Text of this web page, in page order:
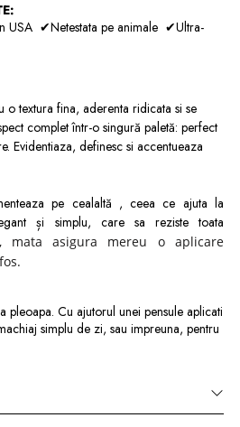
USA ✔Netestata pe animale ✔Ultra-
o textura fina, aderenta ridicata si se
complet într-o singură paletă: perfect
Evidentiaza, definesc si accentueaza
pe cealaltă , ceea ce ajuta la
și simplu, care sa reziste toata
mata asigura mereu o aplicare
pleoapa. Cu ajutorul unei pensule aplicati
simplu de zi, sau impreuna, pentru